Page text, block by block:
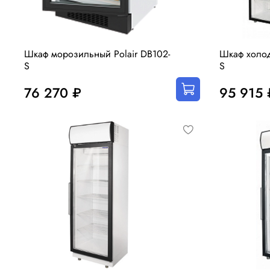
Шкаф морозильный Polair DB102-
S
76 270 ₽
Шкаф
S
95 915